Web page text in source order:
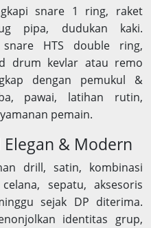
snare 1 ring, raket
pipa, dudukan kaki.
snare HTS double ring,
drum kevlar atau remo
dengan pemukul &
pawai, latihan rutin,
pemain.
& Modern
drill, satin, kombinasi
sepatu, aksesoris
sejak DP diterima.
identitas grup,